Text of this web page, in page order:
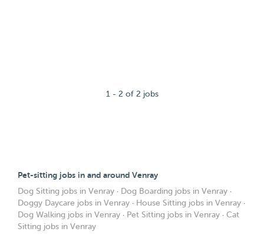
1 - 2 of 2 jobs
Pet-sitting jobs in and around Venray
Dog Sitting jobs in Venray · Dog Boarding jobs in Venray ·
Doggy Daycare jobs in Venray · House Sitting jobs in Venray ·
Dog Walking jobs in Venray · Pet Sitting jobs in Venray · Cat
Sitting jobs in Venray